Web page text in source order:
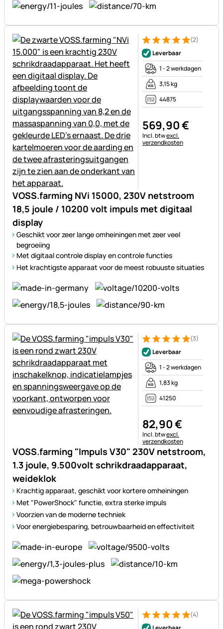
VOSS.farming NVi 15000, 230V netstroom
18,5 joule / 10200 volt impuls met digitaal
display
Geschikt voor zeer lange omheiningen met zeer veel
begroeiing
Met digitaal controle display en controle functies
Het krachtigste apparaat voor de meest robuuste situaties
Beoordeling: 5 van 5 (2
2 Bewertungen
(2)
Leverbaar
1 - 2 werkdagen
3,15 kg
44875
569,90€
Belastinginformatie:
Incl. btwexcl.
verzendkosten
VOSS.farming "Impuls V30" 230V netstroom,
1.3 joule, 9.500volt schrikdraadapparaat,
weideklok
Krachtig apparaat, geschikt voor kortere omheiningen
Met "PowerShock" functie, extra sterke impuls
Voorzien van de moderne techniek
Voor energiebesparing, betrouwbaarheid en effectiviteit
Beoordeling: 5 van 5 (3
3 Bewertungen
(3)
Leverbaar
1 - 2 werkdagen
1,83 kg
41250
82,90€
Belastinginformatie:
Incl. btwexcl.
verzendkosten
Beoordeling: 5 van 5 (4
4 Bewertungen
(4)